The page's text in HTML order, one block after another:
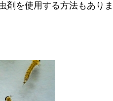
剤を使用する方法もありま